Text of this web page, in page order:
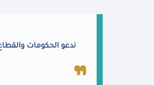
ندعو الحكومات